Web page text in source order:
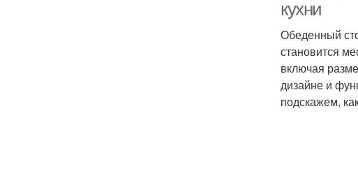
кухни
Обеденный
становится
включая
дизайне и
подскажем,